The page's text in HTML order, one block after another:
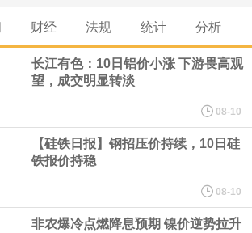
，人民币对美元即期汇率盘中最高升至6.7439，创下2023
来的3年多新高。工银亚洲在展望下半年人民币走势时认
汇率大概率延续波动、缓步走升态势，主要影响因素包
半年预计出口延续韧性增长，关注地缘风险及关税政策
和地区结构、量价关系分化等影响；二是国际资金增配
产，资金净流入支持人民币中枢走强；三是美元对人民币
财经 法规 统计 分析
长江有色：10日铝价小涨 下游畏高观
望，成交明显转淡
08-10
【硅铁日报】钢招压价持续，10日硅
铁报价持稳
08-10
非农爆冷点燃降息预期 镍价逆势拉升